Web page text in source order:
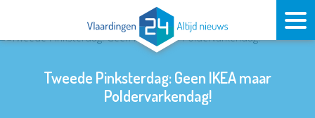
Tweede Pinksterdag: Geen IKEA maar
Poldervarkendag!